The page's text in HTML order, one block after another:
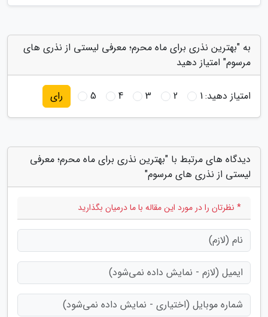
به "بهترین نذری برای ماه محرم؛ معرفی لیستی از نذری های
مرسوم" امتیاز دهید
امتیاز دهید:1
2
3
4
5 رای
دیدگاه های مرتبط با "بهترین نذری برای ماه محرم؛ معرفی
لیستی از نذری های مرسوم"
* نظرتان را در مورد این مقاله با ما درمیان بگذارید